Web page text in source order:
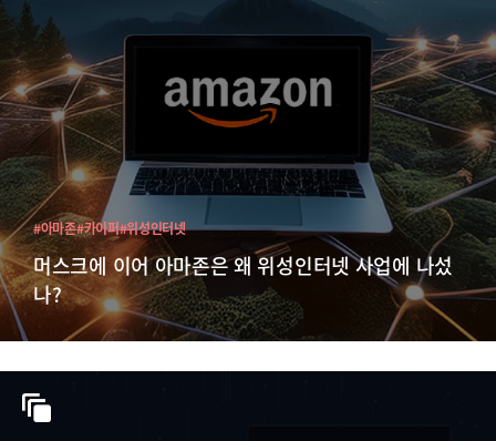
머스크에 이어 아마존은 왜 위성인터넷 사업에 나섰
나?
#아마존#카이퍼#위성인터넷